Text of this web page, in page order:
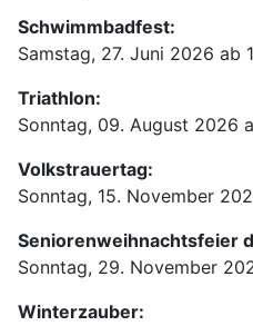
Schwimmbadfest:
Samstag, 27. Juni 2026 ab
Triathlon:
Sonntag, 09. August 2026
Volkstrauertag:
Sonntag, 15. November
Seniorenweihnachtsfeier
Sonntag, 29. November
Winterzauber: